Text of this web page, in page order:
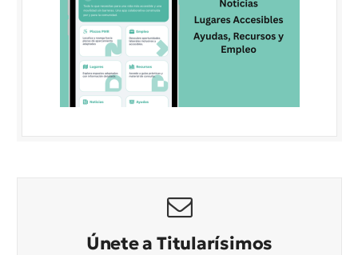
Únete a Titularísimos